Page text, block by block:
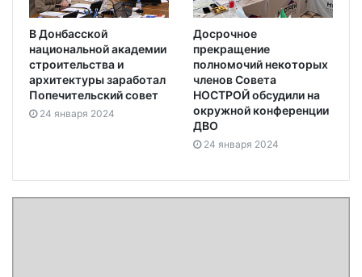
В Донбасской
национальной академии
строительства и
архитектуры заработал
Попечительский совет
24 января 2024
Досрочное
прекращение
полномочий некоторых
членов Совета
НОСТРОЙ обсудили на
окружной конференции
ДВО
24 января 2024